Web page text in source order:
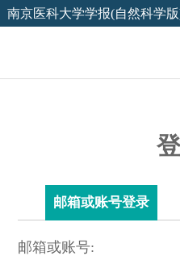
南京医科大学学报(自然科学
邮箱或账号登录
邮箱或账号: